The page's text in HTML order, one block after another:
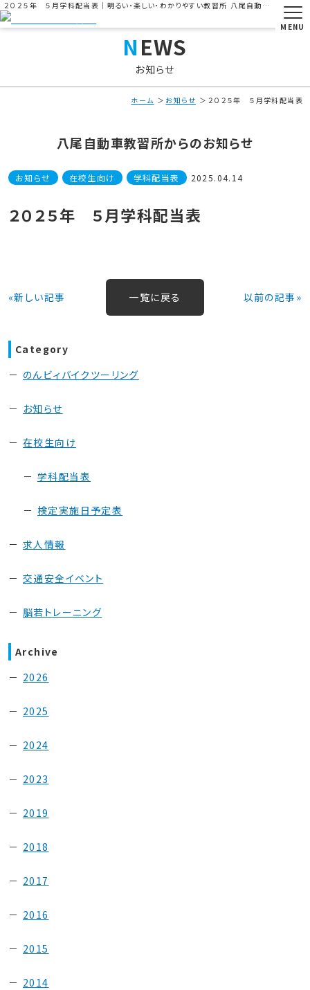
２０２５年 ５月学科配当表｜明るい・楽しい・わかりやすい教習所 八尾自動車教習所
MENU
NEWS
お知らせ
ホーム お知らせ ２０２５年 ５月学科配当表
八尾自動車教習所からのお知らせ
お知らせ 在校生向け 学科配当表 2025.04.14
２０２５年 ５月学科配当表
«新しい記事 一覧に戻る 以前の記事»
Category
のんビィバイクツーリング
お知らせ
在校生向け
学科配当表
検定実施日予定表
求人情報
交通安全イベント
脳若トレーニング
Archive
2026
2025
2024
2023
2019
2018
2017
2016
2015
2014